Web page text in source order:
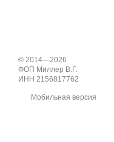
© 2014—2026
ФОП Миллер В.Г.
ИНН 2156817762
Мобильная версия